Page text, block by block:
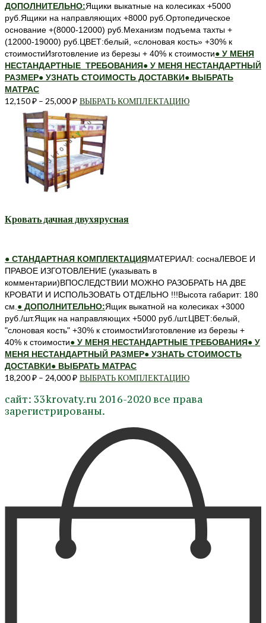
ДОПОЛНИТЕЛЬНО:Ящики выкатные на колесиках +5000
руб.Ящики на направляющих +8000 руб.Ортопедическое
основание +(8000-12000) руб.Механизм подъема тахты +
(12000-19000) руб.ЦВЕТ:белый, «слоновая кость» +30% к
стоимостиИзготовление из березы + 40% к стоимости● У МЕНЯ
НЕСТАНДАРТНЫЕ ТРЕБОВАНИЯ● У МЕНЯ НЕСТАНДАРТНЫЙ
РАЗМЕР● УЗНАТЬ СТОИМОСТЬ ДОСТАВКИ● ВЫБРАТЬ
МАТРАС
12,150₽ – 25,000₽ ВЫБРАТЬ КОМПЛЕКТАЦИЮЭтот
Кровать дачная двухярусная
● СТАНДАРТНАЯ КОМПЛЕКТАЦИЯМАТЕРИАЛ: соснаЛЕВОЕ И
ПРАВОЕ ИЗГОТОВЛЕНИЕ (указывать в
комментарии)ВПОСЛЕДСТВИИ МОЖНО РАЗОБРАТЬ НА ДВЕ
КРОВАТИ И ИСПОЛЬЗОВАТЬ ОТДЕЛЬНО !!!Высота габарит: 180
см. ● ДОПОЛНИТЕЛЬНО:Ящик выкатной на колесиках +3000
руб./шт.Ящик на направляющих +5000 руб./шт.ЦВЕТ:белый,
"слоновая кость" +30% к стоимостиИзготовление из березы +
40% к стоимости● У МЕНЯ НЕСТАНДАРТНЫЕ ТРЕБОВАНИЯ● У
МЕНЯ НЕСТАНДАРТНЫЙ РАЗМЕР● УЗНАТЬ СТОИМОСТЬ
ДОСТАВКИ● ВЫБРАТЬ МАТРАС
18,200₽ – 24,000₽ ВЫБРАТЬ КОМПЛЕКТАЦИЮЭтот
имеет
на
странице
товара.
сайт: 33krovaty.ru 2016-2020 все права
зарегистрированы.